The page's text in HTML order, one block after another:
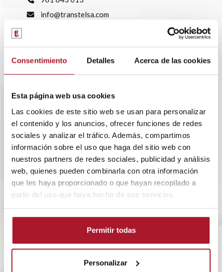
Consentimiento Detalles Acerca de las cookies
Esta página web usa cookies
Las cookies de este sitio web se usan para personalizar
el contenido y los anuncios, ofrecer funciones de redes
sociales y analizar el tráfico. Además, compartimos
información sobre el uso que haga del sitio web con
nuestros partners de redes sociales, publicidad y análisis
web, quienes pueden combinarla con otra información
que les haya proporcionado o que hayan recopilado a
partir del uso que haya hecho de sus servicios.
Permitir todas
Personalizar
info@transtelsa.com
SOBRE TRANSTEL
BLOG
POLÍTICA CORPORATIVA
OFERTAS DE EMPLEO